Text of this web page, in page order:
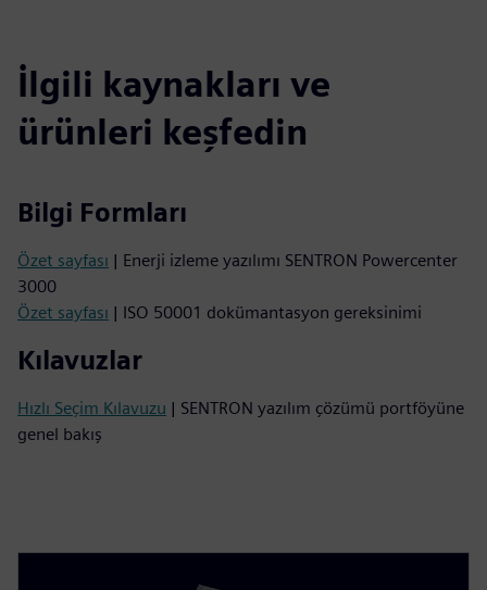
İlgili kaynakları ve
ürünleri keşfedin
Bilgi Formları
Özet sayfası | Enerji izleme yazılımı SENTRON Powercenter
3000
Özet sayfası | ISO 50001 dokümantasyon gereksinimi
Kılavuzlar
Hızlı Seçim Kılavuzu | SENTRON yazılım çözümü portföyüne
genel bakış